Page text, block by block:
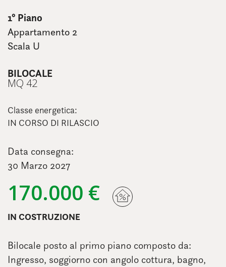
1° Piano
Appartamento 2
Scala U
BILOCALE
MQ 42
Classe energetica:
IN CORSO DI RILASCIO
Data consegna:
30 Marzo 2027
170.000 €
IN COSTRUZIONE
Bilocale posto al primo piano composto da:
Ingresso, soggiorno con angolo cottura, bagno,